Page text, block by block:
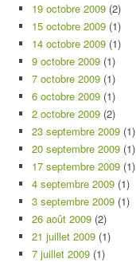
19 octobre 2009 (2)
15 octobre 2009 (1)
14 octobre 2009 (1)
9 octobre 2009 (1)
7 octobre 2009 (1)
6 octobre 2009 (1)
2 octobre 2009 (2)
23 septembre 2009 (1)
20 septembre 2009 (1)
17 septembre 2009 (1)
4 septembre 2009 (1)
3 septembre 2009 (1)
26 août 2009 (2)
21 juillet 2009 (1)
7 juillet 2009 (1)